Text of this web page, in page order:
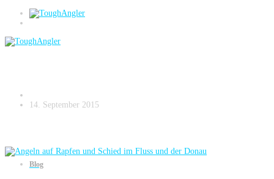
Blog
Angeln auf Rapfen und Schied im Fluss
14. September 2015